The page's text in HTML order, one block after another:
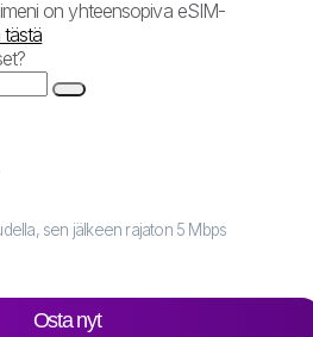
on yhteensopiva eSIM-
tästä
sen jälkeen rajaton 5 Mbps
Osta nyt